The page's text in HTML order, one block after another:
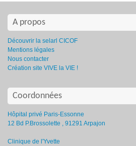
A propos
Découvrir la selarl CICOF
Mentions légales
Nous contacter
Création site VIVE la VIE !
Coordonnées
Hôpital privé Paris-Essonne
12 Bd P.Brossolette , 91291 Arpajon
Clinique de l'Yvette